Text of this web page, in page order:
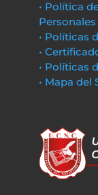
• Política
Personales
• Políticas
•
• Políticas
• Mapa del